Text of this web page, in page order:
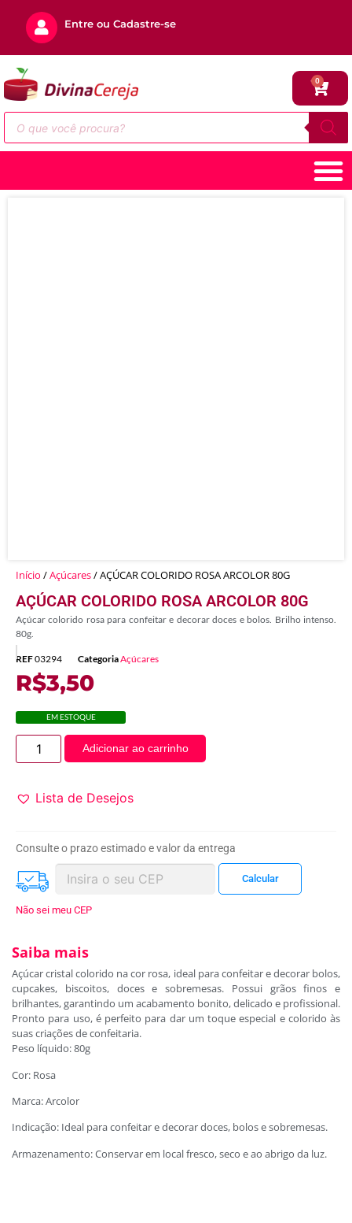
Entre ou Cadastre-se
0
Início /Açúcares/ AÇÚCAR COLORIDO ROSA ARCOLOR 80G
AÇÚCAR COLORIDO ROSA ARCOLOR 80G
Açúcar colorido rosa para confeitar e decorar doces e bolos. Brilho intenso.
80g.
REF03294 CategoriaAçúcares
R$3,50
EM ESTOQUE
Adicionar ao carrinho
Lista de Desejos
Consulte o prazo estimado e valor da entrega
Não sei meu CEP
Saiba mais
Açúcar cristal colorido na cor rosa, ideal para confeitar e decorar bolos,
cupcakes, biscoitos, doces e sobremesas. Possui grãos finos e
brilhantes, garantindo um acabamento bonito, delicado e profissional.
Pronto para uso, é perfeito para dar um toque especial e colorido às
suas criações de confeitaria.
Peso líquido: 80g
Cor: Rosa
Marca: Arcolor
Indicação: Ideal para confeitar e decorar doces, bolos e sobremesas.
Armazenamento: Conservar em local fresco, seco e ao abrigo da luz.